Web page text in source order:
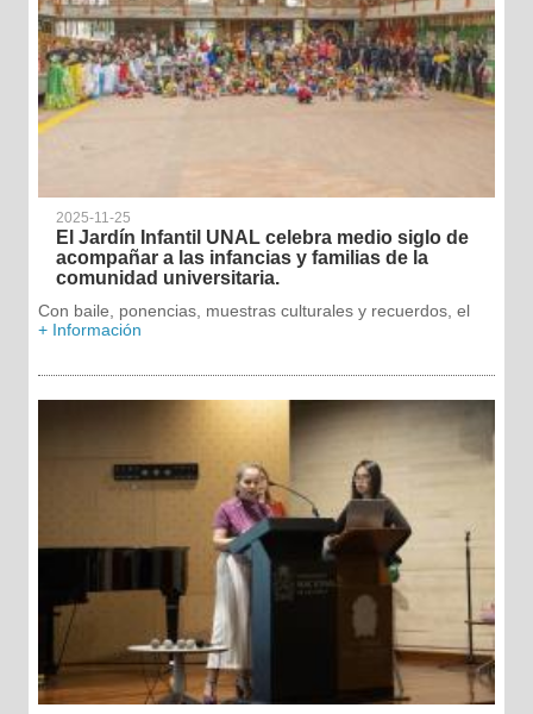
2025-11-25
El Jardín Infantil UNAL celebra medio siglo de
acompañar a las infancias y familias de la
comunidad universitaria.
Con baile, ponencias, muestras culturales y recuerdos, el
+ Información